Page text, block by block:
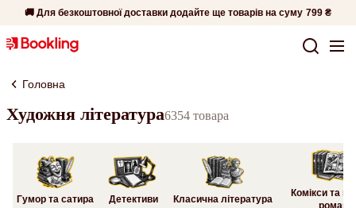
🚚 Для безкоштовної доставки додайте ще товарів на суму 799 ₴
Головна
Художня література6354 товара
Гумор та сатира Детективи Класична література
Комікси та
романи